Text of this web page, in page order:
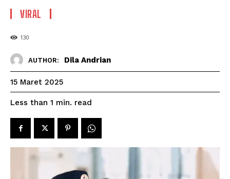
VIRAL
130
AUTHOR: Dila Andrian
15 Maret 2025
Less than 1 min. read